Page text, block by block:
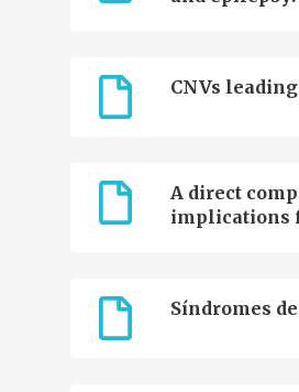
CNVs
A direct
implications
Síndromes